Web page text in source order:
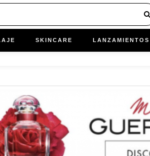
SKINCARE LANZAMIENTOS